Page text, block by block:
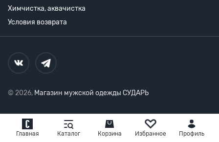
Главная Каталог Корзина Избранное Профиль
Химчистка, аквачистка
Условия возврата
© 2026, Магазин мужской одежды СУДАРЬ